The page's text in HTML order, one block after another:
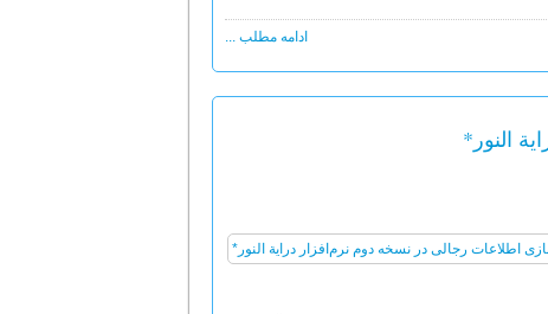
ادامه مطلب ...
النور*